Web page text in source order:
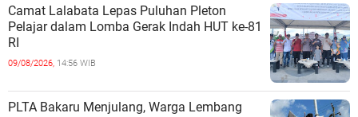
Camat Lalabata Lepas Puluhan Pleton
Pelajar dalam Lomba Gerak Indah HUT ke-81
RI ‎
09/08/2026, 14:56 WIB
PLTA Bakaru Menjulang, Warga Lembang